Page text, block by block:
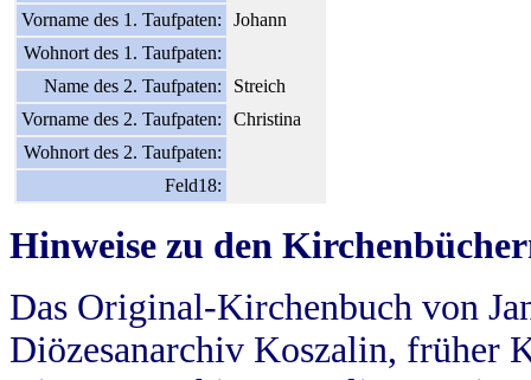
Vorname des 1. Taufpaten:
Johann
Wohnort des 1. Taufpaten:
Name des 2. Taufpaten:
Streich
Vorname des 2. Taufpaten:
Christina
Wohnort des 2. Taufpaten:
Feld18:
Hinweise zu den
Das Original-Kirchenbuch von
Diözesanarchiv Koszalin, früher